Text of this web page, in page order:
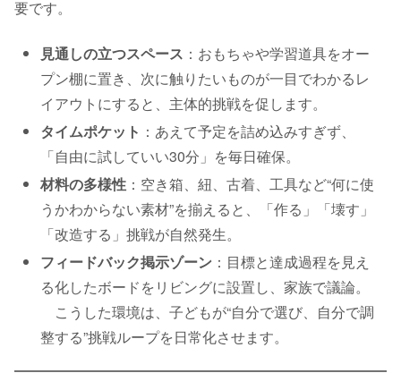
要です。
見通しの立つスペース ：おもちゃや学習道具をオー
プン棚に置き、次に触りたいものが一目でわかるレ
イアウトにすると、主体的挑戦を促します。
タイムポケット ：あえて予定を詰め込みすぎず、
「自由に試していい30分」を毎日確保。
材料の多様性 ：空き箱、紐、古着、工具など“何に使
うかわからない素材”を揃えると、「作る」「壊す」
「改造する」挑戦が自然発生。
フィードバック掲示ゾーン ：目標と達成過程を見え
る化したボードをリビングに設置し、家族で議論。
こうした環境は、子どもが“自分で選び、自分で調
整する”挑戦ループを日常化させます。